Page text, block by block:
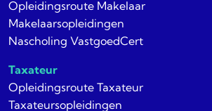
Opleidingsroute Makelaar
Makelaarsopleidingen
Nascholing VastgoedCert
Taxateur
Opleidingsroute Taxateur
Taxateursopleidingen